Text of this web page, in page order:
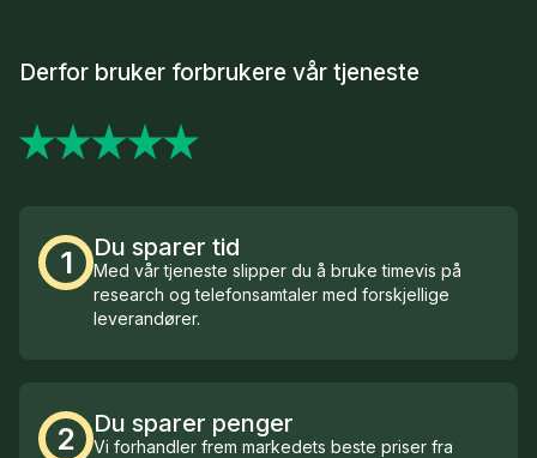
Derfor bruker forbrukere vår tjeneste
1 Du sparer tid
Med vår tjeneste slipper du å bruke timevis på
research og telefonsamtaler med forskjellige
leverandører.
2 Du sparer penger
Vi forhandler frem markedets beste priser fra